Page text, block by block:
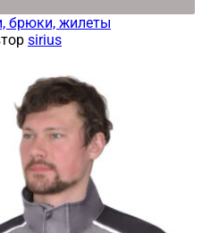
брюки, жилеты
sirius